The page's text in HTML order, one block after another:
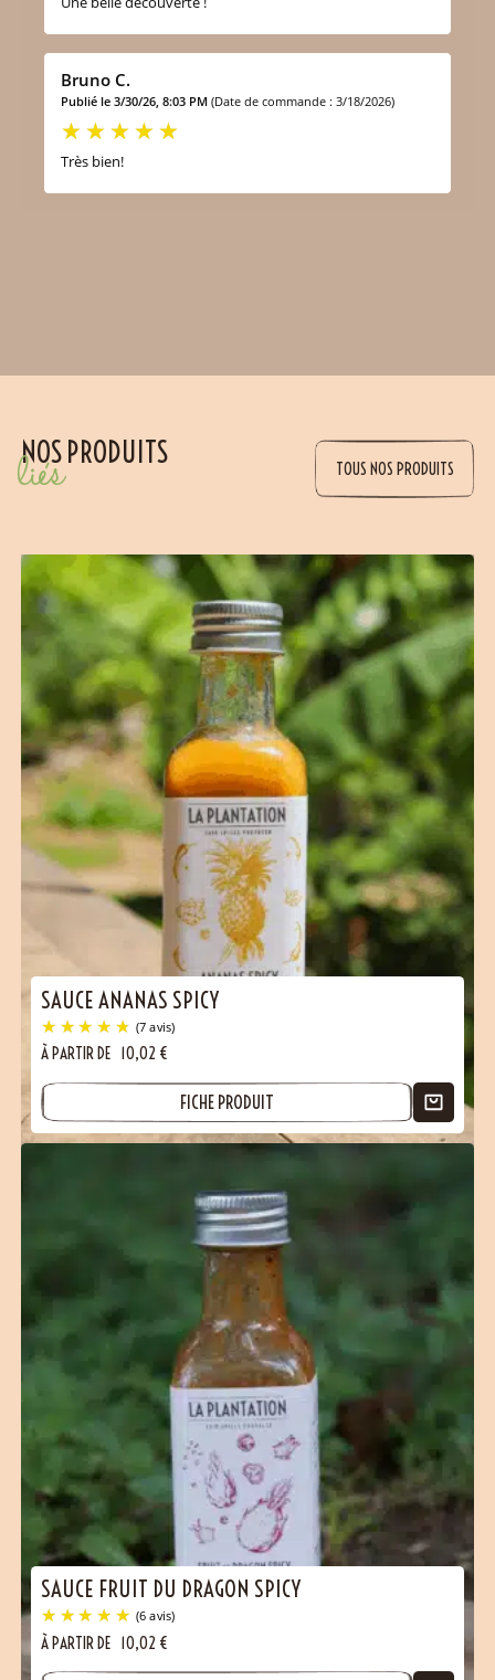
Bruno C.
Publié le 3/30/26, 8:03 PM (Date de commande : 3/18/2026)
Très bien!
NOS PRODUITS
liés TOUS NOS PRODUITS
SAUCE ANANAS SPICY
À PARTIR DE 10,02 €
FICHE PRODUIT
SAUCE FRUIT DU DRAGON SPICY
À PARTIR DE 10,02 €